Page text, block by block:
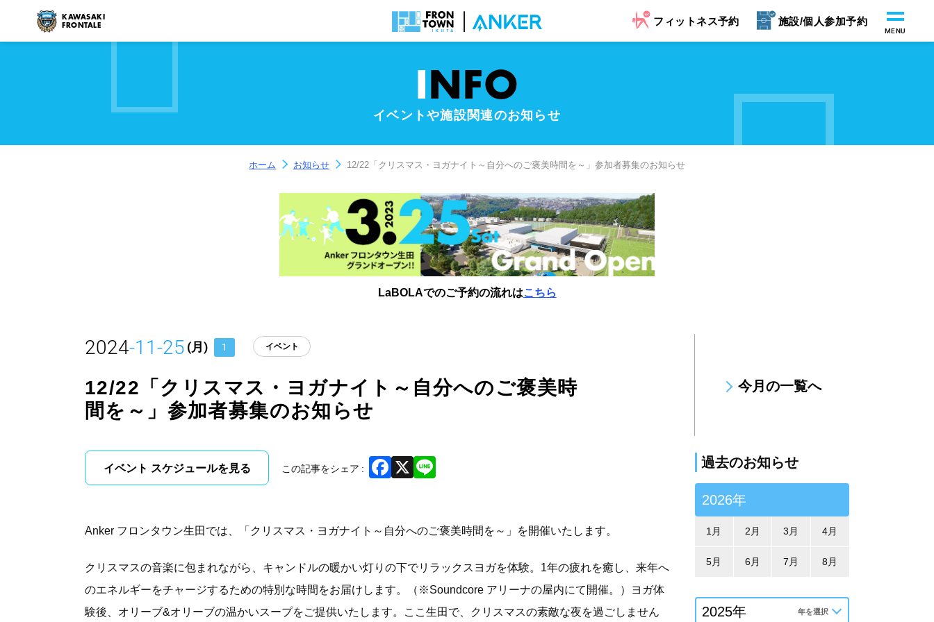
KAWASAKI
FRONTALE
MENU
フィットネス予約 施設/個人参加予約
NFO
イベントや施設関連のお知らせ
ホーム お知らせ 12/22「クリスマス・ヨガナイト～自分へのご褒美時間を～」参加者募集のお知らせ
LaBOLAでのご予約の流れはこちら
2024-11-25 (月) 1 イベント
12/22「クリスマス・ヨガナイト～自分へのご褒美時
間を～」参加者募集のお知らせ
今月の一覧へ
イベント スケジュールを見る この記事をシェア Facebook
X
Anker フロンタウン生田では、「クリスマス・ヨガナイト～自分へのご褒美時間を～」を開催いたします。
クリスマスの音楽に包まれながら、キャンドルの暖かい灯りの下でリラックスヨガを体験。1年の疲れを癒し、来年へ
のエネルギーをチャージするための特別な時間をお届けします。（※Soundcore アリーナの屋内にて開催。）ヨガ体
験後、オリーブ&オリーブの温かいスープをご提供いたします。ここ生田で、クリスマスの素敵な夜を過ごしません
過去のお知らせ
2026年
1月 2月 3月 4月
5月 6月 7月 8月